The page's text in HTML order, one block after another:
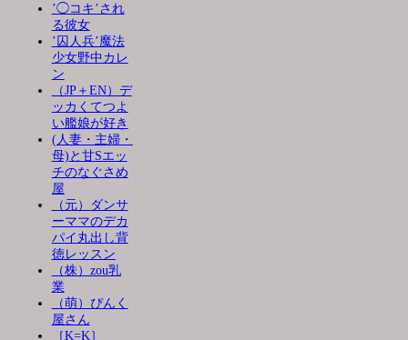
’◯コキ’され
る彼女
’囚人兵’魔法
少女野中カレ
ン
（JP＋EN）デ
ッカくてつよ
い艦娘が好き
(人妻・主婦・
母)と甘Sエッ
チのなぐさめ
屋
（元）ダンサ
ーママのデカ
パイ丸出し背
徳レッスン
（株）zou乳
業
（萌）ぴんく
屋さん
［K=K］